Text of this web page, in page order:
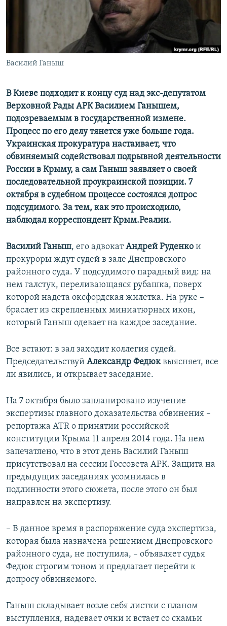
ПОБЕДИТЕЛЕЙ НЕ СУДЯТ?
КРЫМ.НЕПОКОРЕННЫЙ
УКРАИНСКАЯ ПРОБЛЕМА КРЫМА
ПРИСОЕДИНЯЙТЕСЬ!
Василий Ганыш
В Киеве подходит к концу суд над экс-депутатом
Верховной Рады АРК Василием Ганышем,
подозреваемым в государственной измене.
Процесс по его делу тянется уже больше года.
Украинская прокуратура настаивает, что
обвиняемый содействовал подрывной деятельности
России в Крыму, а сам Ганыш заявляет о своей
последовательной проукраинской позиции. 7
октября в судебном процессе состоялся допрос
подсудимого. За тем, как это происходило,
наблюдал корреспондент Крым.Реалии.
Василий Ганыш, его адвокатАндрей Руденко и
прокуроры ждут судей в зале Днепровского
районного суда. У подсудимого парадный вид: на
нем галстук, переливающаяся рубашка, поверх
которой надета оксфордская жилетка. На руке –
браслет из скрепленных миниатюрных икон,
который Ганыш одевает на каждое заседание.
Все встают: в зал заходит коллегия судей.
Председательствуй Александр Федюквыясняет, все
ли явились, и открывает заседание.
На 7 октября было запланировано изучение
экспертизы главного доказательства обвинения –
репортажа ATR о принятии российской
конституции Крыма 11 апреля 2014 года. На нем
запечатлено, что в этот день Василий Ганыш
присутствовал на сессии Госсовета АРК. Защита на
предыдущих заседаниях усомнилась в
подлинности этого сюжета, после этого он был
направлен на экспертизу.
– В данное время в распоряжение суда экспертиза,
которая была назначена решением Днепровского
районного суда, не поступила, – объявляет судья
Федюк строгим тоном и предлагает перейти к
допросу обвиняемого.
Ганыш складывает возле себя листки с планом
выступления, надевает очки и встает со скамьи